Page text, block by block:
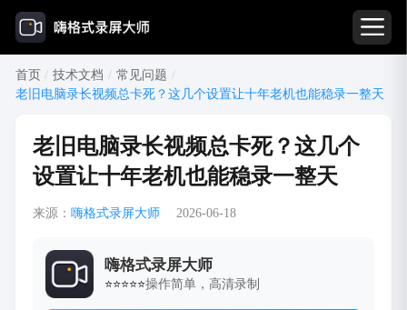
首页 / 技术文档 / 常见问题 /
老旧电脑录长视频总卡死？这几个设置让十年老机也能稳录一整天
老旧电脑录长视频总卡死？这几个
设置让十年老机也能稳录一整天
来源： 嗨格式录屏大师 2026-06-18
嗨格式录屏大师
⭐⭐⭐⭐⭐操作简单，高清录制